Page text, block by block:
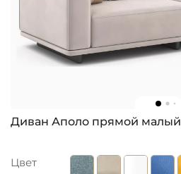
Диван Аполо прямой малый
Цвет